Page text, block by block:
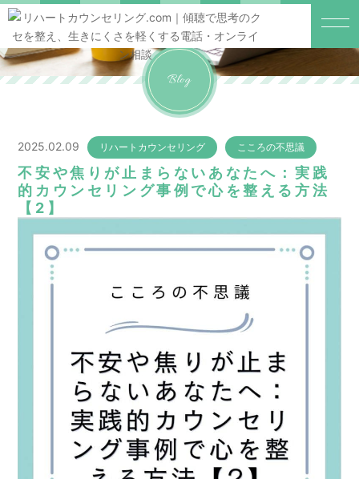
Blog
2025.02.09 リハートカウンセリング こころの不思議
不安や焦りが止まらないあなたへ：実践
的カウンセリング事例で心を整える方法
【2】